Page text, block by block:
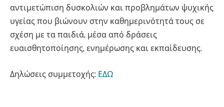
αντιμετώπιση δυσκολιών και προβλημάτων ψυχικής
υγείας που βιώνουν στην καθημερινότητά τους σε
σχέση με τα παιδιά, μέσα από δράσεις
ευαισθητοποίησης, ενημέρωσης και εκπαίδευσης.
Δηλώσεις συμμετοχής: ΕΔΩ